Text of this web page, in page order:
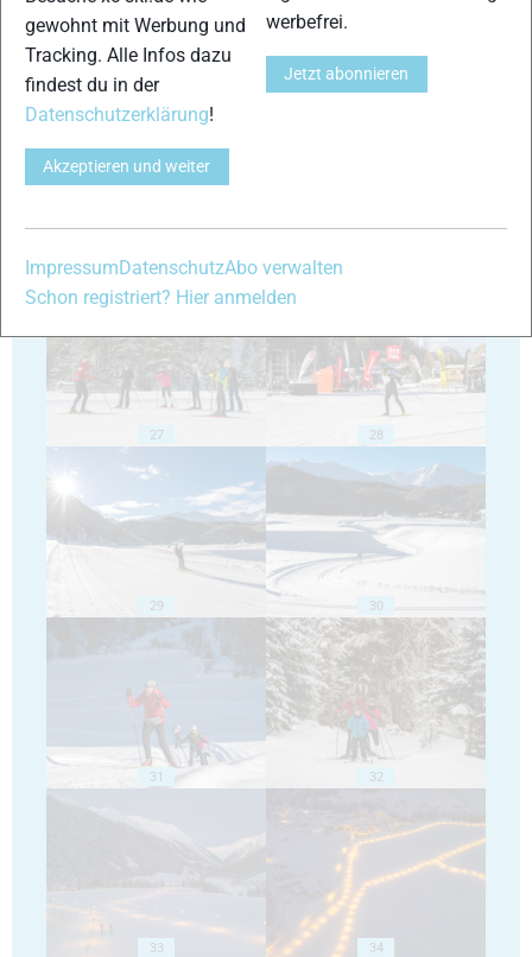
23 24
25
27 28
29 30
31 32
33 34
gewohnt mit Werbung und
Tracking. Alle Infos dazu
findest du in der
Datenschutzerklärung!
Akzeptieren und weiter
werbefrei.
Jetzt abonnieren
ImpressumDatenschutzAbo verwalten
Schon registriert? Hier anmelden